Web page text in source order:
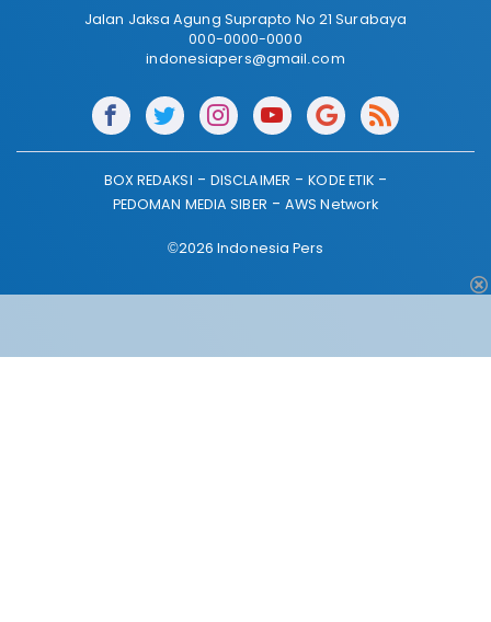
Jalan Jaksa Agung Suprapto No 21 Surabaya
000-0000-0000
indonesiapers@gmail.com
BOX REDAKSI DISCLAIMER
KODE ETIK
PEDOMAN MEDIA SIBER
AWS Network
©2026 Indonesia Pers